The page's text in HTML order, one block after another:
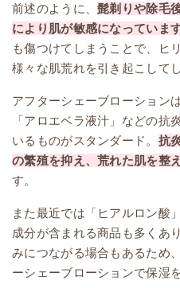
前述のように、髭剃りや除毛
により肌が敏感になっています
も傷つけてしまうことで、ヒ
様々な肌荒れを引き起こして
アフターシェーブローション
「アロエベラ液汁」などの抗
いるものがスタンダード。 抗
の繁殖を抑え、荒れた肌を整
す。
また最近では「ヒアルロン酸
成分が含まれる商品も多くあ
みにつながる場合もあるため
ーシェーブローションで保湿